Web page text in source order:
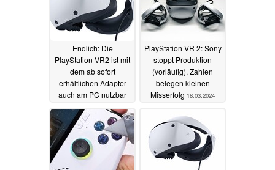
Endlich: Die
PlayStation VR2 ist mit
dem ab sofort
erhältlichen Adapter
auch am PC nutzbar
07.08.2024
PlayStation VR 2: Sony
stoppt Produktion
(vorläufig), Zahlen
belegen kleinen
Misserfolg 18.03.2024